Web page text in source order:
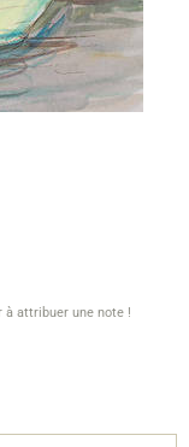
à attribuer une note !